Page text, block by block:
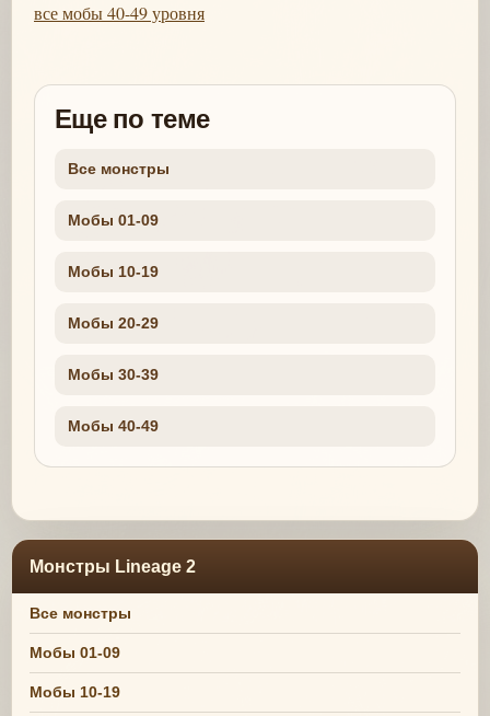
все мобы 40-49 уровня
Еще по теме
Все монстры
Мобы 01-09
Мобы 10-19
Мобы 20-29
Мобы 30-39
Мобы 40-49
Монстры Lineage 2
Все монстры
Мобы 01-09
Мобы 10-19